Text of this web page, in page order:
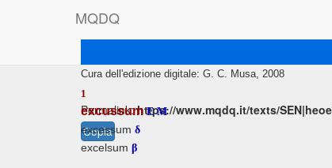
MQDQ
Cura dell'edizione digitale: G. C. Musa, 2008
Permalink:https://www.mqdq.it/texts/
Copia
1
excussum E M
excessum δ
excelsum β